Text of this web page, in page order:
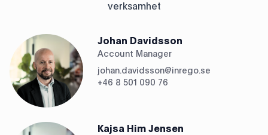
verksamhet
Johan Davidsson
Account Manager
johan.davidsson@inrego.se
+46 8 501 090 76
Kajsa Him Jensen